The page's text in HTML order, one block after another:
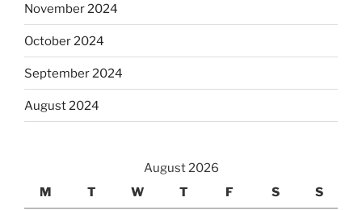
November 2024
October 2024
September 2024
August 2024
August 2026
M
T W T F S S